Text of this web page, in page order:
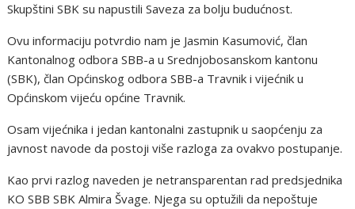
Skupštini SBK su napustili Saveza za bolju budućnost.
Ovu informaciju potvrdio nam je Jasmin Kasumović, član
Kantonalnog odbora SBB-a u Srednjobosanskom kantonu
(SBK), član Općinskog odbora SBB-a Travnik i vijećnik u
Općinskom vijeću općine Travnik.
Osam vijećnika i jedan kantonalni zastupnik u saopćenju za
javnost navode da postoji više razloga za ovakvo postupanje.
Kao prvi razlog naveden je netransparentan rad predsjednika
KO SBB SBK Almira Švage. Njega su optužili da nepoštuje